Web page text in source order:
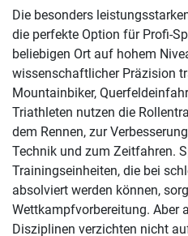
Die besonders
die perfekte Option für Profi-
beliebigen Ort auf hohem
wissenschaftlicher Präzision
Mountainbiker,
Triathleten nutzen die
dem Rennen, zur
Technik und zum Zeitfahren.
Trainingseinheiten, die bei
absolviert werden können,
Wettkampfvorbereitung. Aber
Disziplinen verzichten nicht